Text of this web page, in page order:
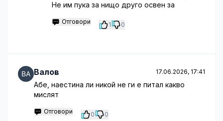
Не им пука за нищо друго освен за
Отговори 1 0
Валов 17.06.2026, 17:41
Абе, наестина ли никой не ги е питал какво
мислят
Отговори 0 0